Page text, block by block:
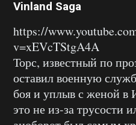
Vinland Saga
https://
v=xEVcTStgA4A
Торс, известный по
оставил военную
боя и уплыв с женой в
это не из-за трусости